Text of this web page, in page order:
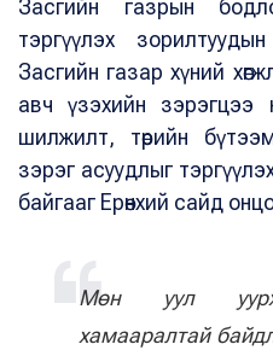
Засгийн газрын
тэргүүлэх
Засгийн газар хүний
авч үзэхийн
шилжилт, төрийн
зэрэг асуудлыг
байгааг Ерөнхий сайд
Мөн уул
хамааралтай